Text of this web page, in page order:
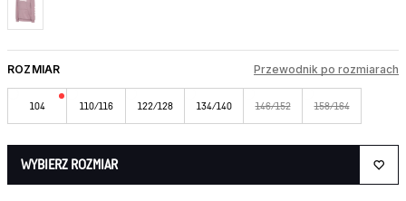
ROZMIAR Przewodnik po rozmiarach
104 110/116 122/128 134/140 146/152 158/164
WYBIERZ ROZMIAR